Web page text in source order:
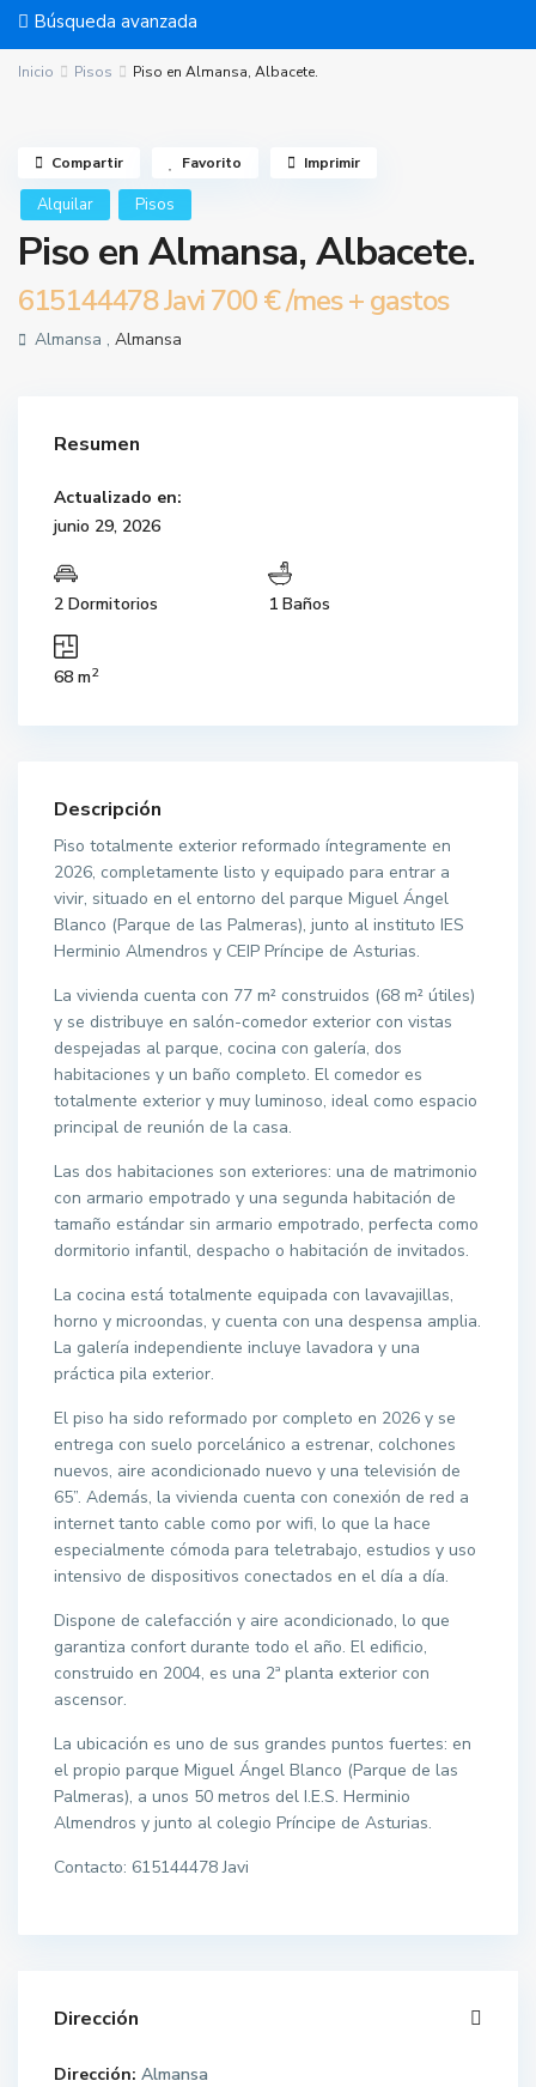
Búsqueda avanzada
Inicio Pisos Piso en Almansa, Albacete.
Alquilar Pisos
Piso en Almansa, Albacete.
615144478 Javi700 €/mes + gastos
Almansa , Almansa
Compartir Favorito Imprimir
Resumen
Actualizado en:
junio 29, 2026
2 Dormitorios 1 Baños
68 m2
Descripción
Piso totalmente exterior reformado íntegramente en
2026, completamente listo y equipado para entrar a
vivir, situado en el entorno del parque Miguel Ángel
Blanco (Parque de las Palmeras), junto al instituto IES
Herminio Almendros y CEIP Príncipe de Asturias.
La vivienda cuenta con 77 m² construidos (68 m² útiles)
y se distribuye en salón-comedor exterior con vistas
despejadas al parque, cocina con galería, dos
habitaciones y un baño completo. El comedor es
totalmente exterior y muy luminoso, ideal como espacio
principal de reunión de la casa.
Las dos habitaciones son exteriores: una de matrimonio
con armario empotrado y una segunda habitación de
tamaño estándar sin armario empotrado, perfecta como
dormitorio infantil, despacho o habitación de invitados.
La cocina está totalmente equipada con lavavajillas,
horno y microondas, y cuenta con una despensa amplia.
La galería independiente incluye lavadora y una
práctica pila exterior.
El piso ha sido reformado por completo en 2026 y se
entrega con suelo porcelánico a estrenar, colchones
nuevos, aire acondicionado nuevo y una televisión de
65”. Además, la vivienda cuenta con conexión de red a
internet tanto cable como por wifi, lo que la hace
especialmente cómoda para teletrabajo, estudios y uso
intensivo de dispositivos conectados en el día a día.
Dispone de calefacción y aire acondicionado, lo que
garantiza confort durante todo el año. El edificio,
construido en 2004, es una 2ª planta exterior con
ascensor.
La ubicación es uno de sus grandes puntos fuertes: en
el propio parque Miguel Ángel Blanco (Parque de las
Palmeras), a unos 50 metros del I.E.S. Herminio
Almendros y junto al colegio Príncipe de Asturias.
Contacto: 615144478 Javi
Dirección
Dirección: Almansa